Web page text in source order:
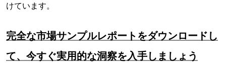
けています。
完全な市場サンプルレポートをダウンロードし
て、今すぐ実用的な洞察を入手しましょう